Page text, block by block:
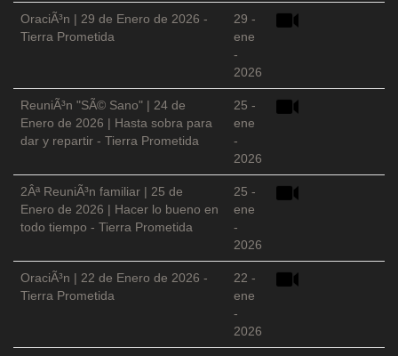
OraciÃ³n | 29 de Enero de 2026 -
Tierra Prometida
29 -
ene
-
2026
ReuniÃ³n "SÃ© Sano" | 24 de
Enero de 2026 | Hasta sobra para
dar y repartir - Tierra Prometida
25 -
ene
-
2026
2Âª ReuniÃ³n familiar | 25 de
Enero de 2026 | Hacer lo bueno en
todo tiempo - Tierra Prometida
25 -
ene
-
2026
OraciÃ³n | 22 de Enero de 2026 -
Tierra Prometida
22 -
ene
-
2026